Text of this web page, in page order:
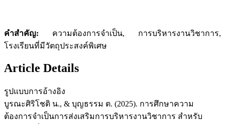
คำสำคัญ: ความต้องการจำเป็น, การบริหารงานวิชาการ,
โรงเรียนที่มีวัตถุประสงค์พิเศษ
Article Details
รูปแบบการอ้างอิง
บูรณะศิริโชติ น., & บุญธรรม ต. (2025). การศึกษาความ
ต้องการจำเป็นการส่งเสริมการบริหารงานวิชาการ สำหรับ